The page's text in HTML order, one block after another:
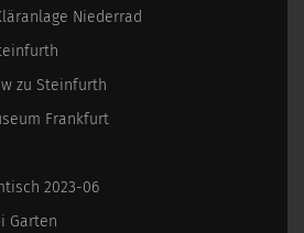
Niederrad
zu Steinfurth
Frankfurt
2023-06
Garten